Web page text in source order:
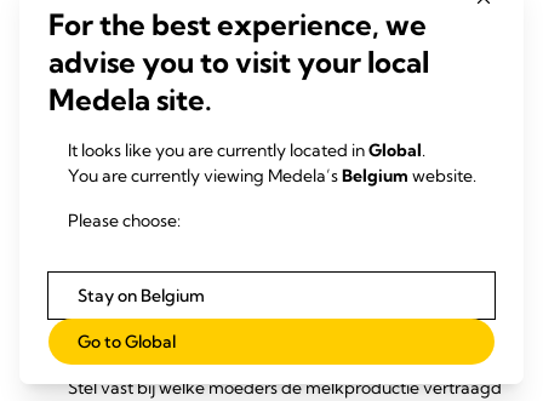
een moeder niet binnen 14 dagen na de geboorte ≥ 500 ml
bereikt.
Hoe het krijgen van
voldoende
melkproductie te
monitoren
Registreer bij welk percentage moeders de
melkproductie binnen 72 uur na de geboorte op gang
komt.
Stel vast bij welke moeders de melkproductie vertraagd
For the best experience, we
advise you to visit your local
Medela site.
It looks like you are currently located inGlobal.
You are currently viewing Medela’sBelgium website.
Please choose:
Stay on Belgium
Go to Global